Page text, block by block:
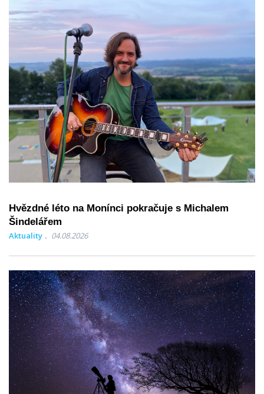
Hvězdné léto na Monínci pokračuje s Michalem
Šindelářem
Aktuality 04.08.2026